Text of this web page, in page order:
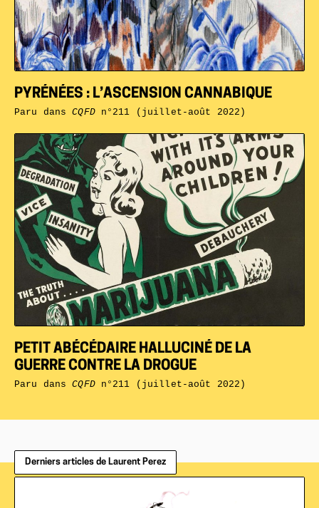
PETIT ABÉCÉDAIRE HALLUCINÉ DE LA
GUERRE CONTRE LA DROGUE
Paru dansCQFDn°211 (juillet-août 2022)
PYRÉNÉES : L’ASCENSION CANNABIQUE
Paru dansCQFDn°211 (juillet-août 2022)
Derniers articles de Laurent Perez